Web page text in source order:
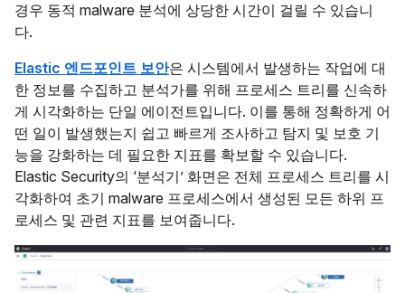
경우 동적 malware 분석에 상당한 시간이 걸릴 수 있습니
다.
Elastic 엔드포인트 보안은 시스템에서 발생하는 작업에 대
한 정보를 수집하고 분석가를 위해 프로세스 트리를 신속하
게 시각화하는 단일 에이전트입니다. 이를 통해 정확하게 어
떤 일이 발생했는지 쉽고 빠르게 조사하고 탐지 및 보호 기
능을 강화하는 데 필요한 지표를 확보할 수 있습니다.
Elastic Security의 ‘분석기’ 화면은 전체 프로세스 트리를 시
각화하여 초기 malware 프로세스에서 생성된 모든 하위 프
로세스 및 관련 지표를 보여줍니다.